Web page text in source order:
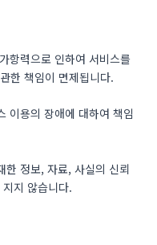
항력으로 인하여 서비스를
한 책임이 면제됩니다.
이용의 장애에 대하여 책임
한 정보, 자료, 사실의 신뢰
지 않습니다.